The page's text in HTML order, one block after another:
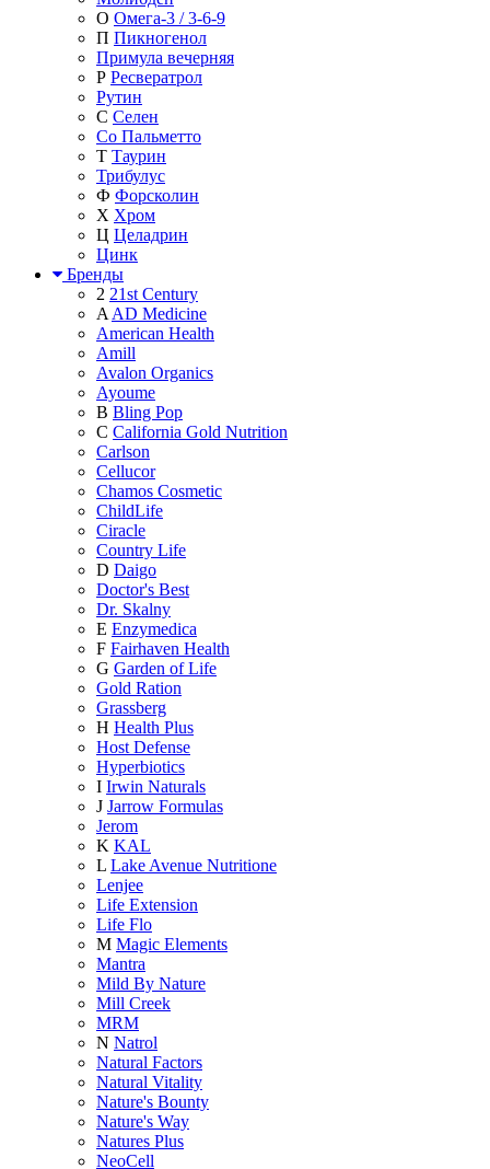
О Омега-3 / 3-6-9
П Пикногенол
Примула вечерняя
Р Ресвератрол
Рутин
С Селен
Со Пальметто
Т Таурин
Трибулус
Ф Форсколин
Х Хром
Ц Целадрин
Цинк
Бренды
2 21st Century
A AD Medicine
American Health
Amill
Avalon Organics
Ayoume
B Bling Pop
C California Gold Nutrition
Carlson
Cellucor
Chamos Cosmetic
ChildLife
Ciracle
Country Life
D Daigo
Doctor's Best
Dr. Skalny
E Enzymedica
F Fairhaven Health
G Garden of Life
Gold Ration
Grassberg
H Health Plus
Host Defense
Hyperbiotics
I Irwin Naturals
J Jarrow Formulas
Jerom
K KAL
L Lake Avenue Nutritione
Lenjee
Life Extension
Life Flo
M Magic Elements
Mantra
Mild By Nature
Mill Creek
MRM
N Natrol
Natural Factors
Natural Vitality
Nature's Bounty
Nature's Way
Natures Plus
NeoCell